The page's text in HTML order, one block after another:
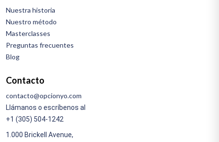
Nuestra historia
Nuestro método
Masterclasses
Preguntas frecuentes
Blog
Contacto
contacto@opcionyo.com
Llámanos o escríbenos al
+1 (305) 504-1242
1.000 Brickell Avenue,